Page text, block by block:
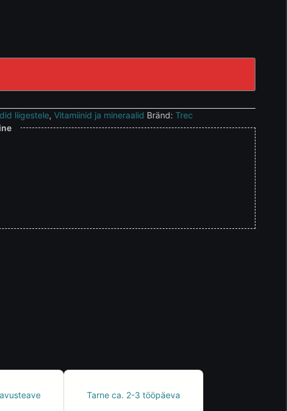
liigestele,Vitamiinid ja mineraalid Bränd:Trec
Tarne ca. 2-3 tööpäeva